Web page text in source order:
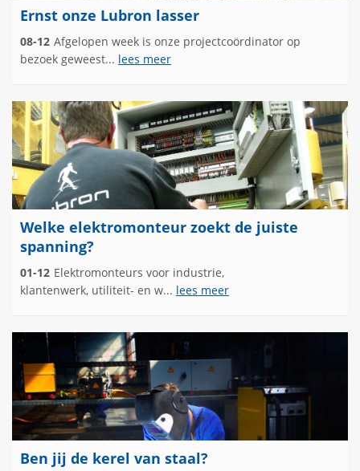
Ernst onze Lubron lasser
08-12 Afgelopen week is onze projectcoördinator op
bezoek geweest... lees meer
Welke elektromonteur zoekt de juiste
spanning?
01-12 Elektromonteurs voor industrie,
klantenwerk, utiliteit- en w... lees meer
Ben jij de kerel van staal?